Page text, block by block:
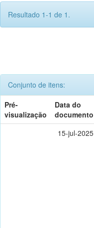
Resultado 1-1 de 1.
Conjunto de itens:
Pré-
visualização
Data do
documento
15-jul-2025